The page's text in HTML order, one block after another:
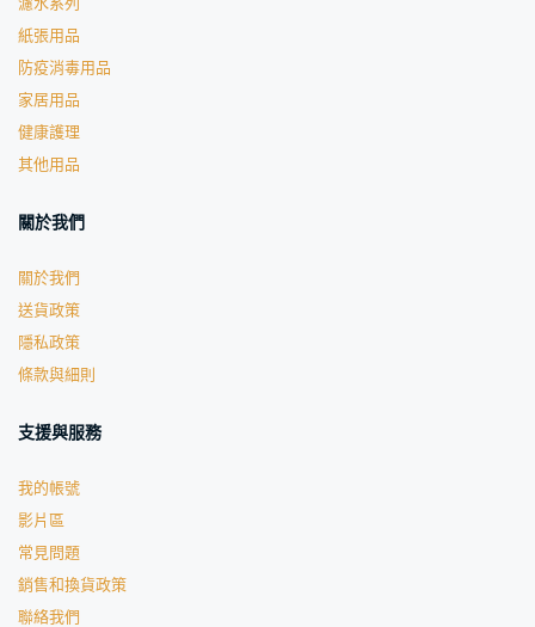
濾水系列
紙張用品
防疫消毒用品
家居用品
健康護理
其他用品
關於我們
關於我們
送貨政策
隱私政策
條款與細則
支援與服務
我的帳號
影片區
常見問題
銷售和換貨政策
聯絡我們